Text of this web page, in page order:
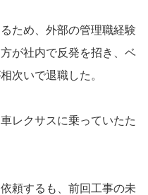
ため、外部の管理職経験
が社内で反発を招き、ベ
次いで退職した。
レクサスに乗っていたた
頼するも、前回工事の未